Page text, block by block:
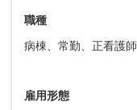
職種
病棟、常勤、正看護師
雇用形態